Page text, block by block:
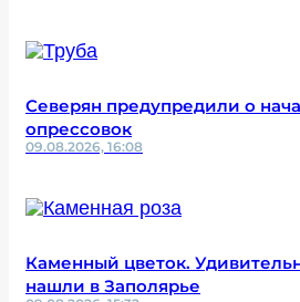
Северян предупредили о
опрессовок
09.08.2026, 16:08
Каменный цветок.
нашли в Заполярье